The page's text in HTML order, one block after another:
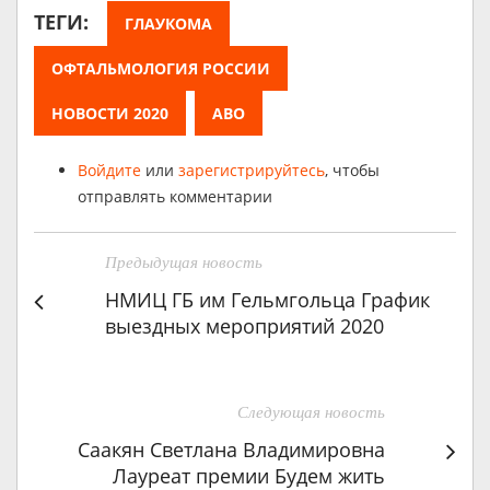
ТЕГИ: ГЛАУКОМА
ОФТАЛЬМОЛОГИЯ РОССИИ
НОВОСТИ 2020 АВО
Войдите или зарегистрируйтесь, чтобы
отправлять комментарии
Предыдущая новость
НМИЦ ГБ им Гельмгольца График
выездных мероприятий 2020
Следующая новость
Саакян Светлана Владимировна
Лауреат премии Будем жить